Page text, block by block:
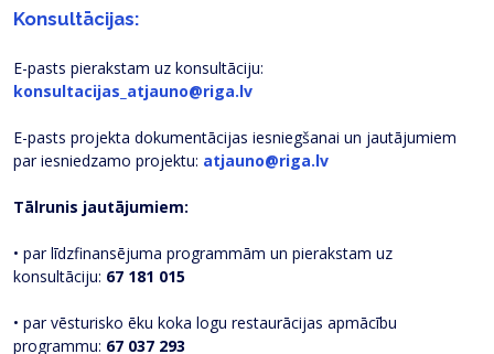
Konsultācijas:
E-pasts pierakstam uz konsultāciju:
konsultacijas_atjauno@riga.lv
E-pasts projekta dokumentācijas iesniegšanai un jautājumiem
par iesniedzamo projektu: atjauno@riga.lv
Tālrunis jautājumiem:
• par līdzfinansējuma programmām un pierakstam uz
konsultāciju: 67 181 015
• par vēsturisko ēku koka logu restaurācijas apmācību
programmu: 67 037 293